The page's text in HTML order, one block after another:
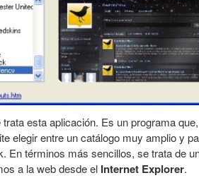
esta aplicación. Es un programa
elegir entre un catálogo muy amplio y
En términos más sencillos, se trata de
a la web desde el Internet Explorer.